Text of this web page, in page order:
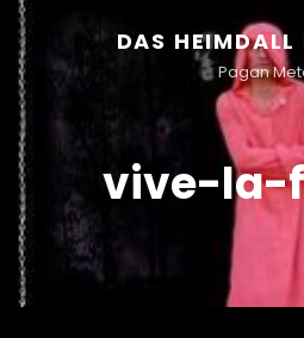
DAS HEIMDALL
Pagan
vive-la-